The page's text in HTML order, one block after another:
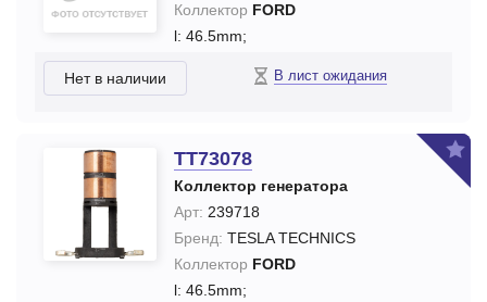
Коллектор FORD
l: 46.5mm;
Нет в наличии В лист ожидания
TT73078
Коллектор генератора
Арт: 239718
Бренд: TESLA TECHNICS
Коллектор FORD
l: 46.5mm;